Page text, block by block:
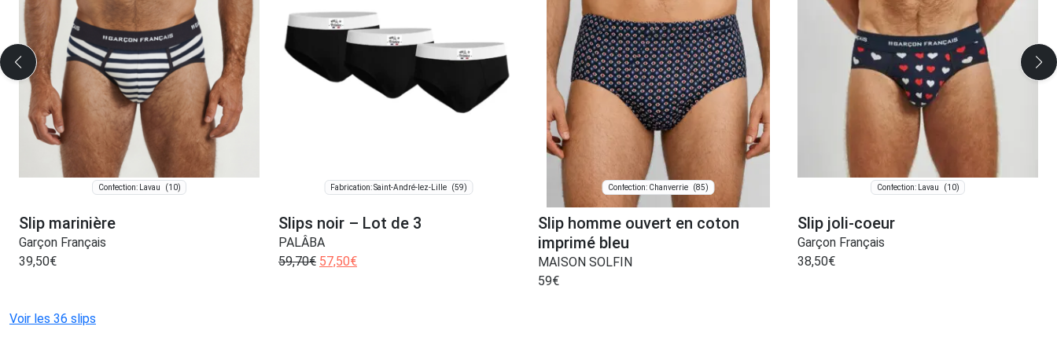
Confection: Lavau (10)
Slip marinière
Garçon Français
39,50€
Fabrication: Saint-André-lez-Lille (59)
Slips noir – Lot de 3
PALÂBA
59,70€ 57,50€
Confection: Chanverrie (85)
Slip homme ouvert en coton
imprimé bleu
MAISON SOLFIN
59€
Confection: Lavau (10)
Slip joli-coeur
Garçon Français
38,50€
Voir les 36 slips